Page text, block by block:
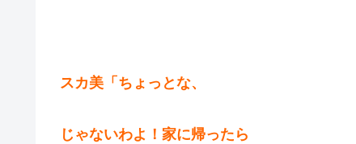
スカ美「ちょっとな、
じゃないわよ！家に帰ったら